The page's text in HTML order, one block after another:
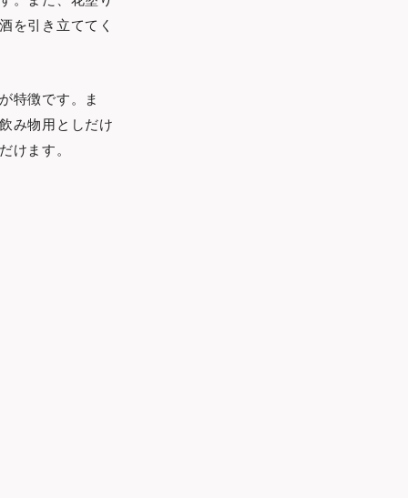
を引き立ててく
特徴です。ま
み物用としだけ
けます。